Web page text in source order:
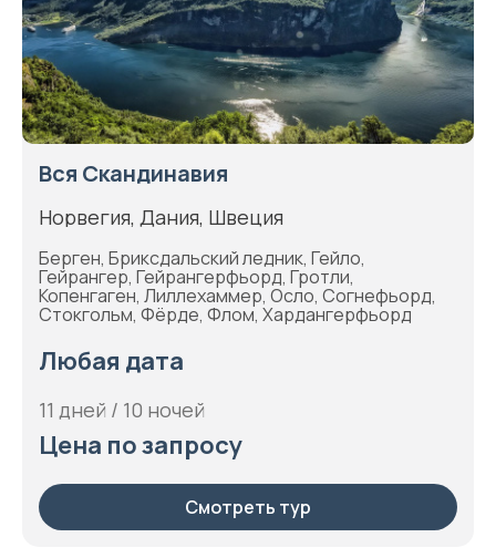
Вся Скандинавия
Норвегия, Дания, Швеция
Берген, Бриксдальский ледник, Гейло,
Гейрангер, Гейрангерфьорд, Гротли,
Копенгаген, Лиллехаммер, Осло, Согнефьорд,
Стокгольм, Фёрде, Флом, Хардангерфьорд
Любая дата
11 дней / 10 ночей
Цена по запросу
Смотреть тур